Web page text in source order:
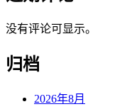
没有评论可显示。
归档
2026年8月